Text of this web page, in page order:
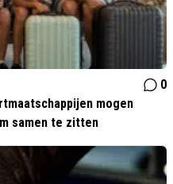
0
mogen
samen te zitten